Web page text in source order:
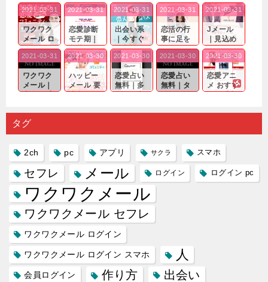
ワクワク
メール ロ
グイン pc
｜心の底
から真
剣...
2021-03-31
恋愛診断
モテ期｜
老若男女
問わ
ず…。
2021-03-31
出会い系
｜今すぐ
仲良くな
れる相手
探しをし
たいと...
2021-03-31
恋活の行
事に足を
運んでも
出会いの
チャンス
が訪れ...
2021-03-31
Jメール
｜見込め
る効果が
確実なも
のであっ
ても…...
2021-03-31
ワクワク
メール｜
出会い系
り会った
人に軽...
2021-03-31
ハッピー
メール 要
注意人物
するので
2021-03-30
恋愛占い
無料｜多
数ある出
プリの内
2021-03-30
恋愛占い
無料｜タ
ーゲット
る人に恋
2021-03-30
恋愛アニ
メ おすす
め｜「心
雑で素人
2021-03-30
タグ
2ch pc アプリ サクラ スマホ
セフレ メール ログイン ログイン pc
ワクワクメール
ワクワクメール セフレ
ワクワクメール ログイン
ワクワクメール ログイン スマホ 人
会員ログイン 作り方 出会い